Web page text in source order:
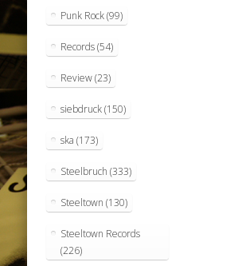
Punk Rock(99)
Records(54)
Review(23)
siebdruck(150)
ska (173)
Steelbruch (333)
Steeltown (130)
Steeltown Records
(226)